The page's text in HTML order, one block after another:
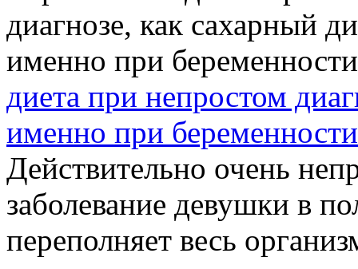
диета при непростом
именно при беременности
Действительно очень
заболевание девушки в
переполняет весь